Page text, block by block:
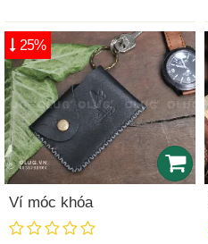
Ví móc khóa
25%